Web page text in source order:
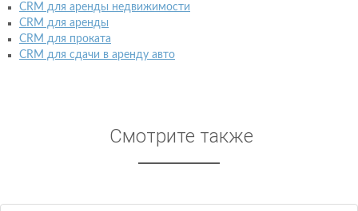
CRM для аренды недвижимости
CRM для аренды
CRM для проката
CRM для сдачи в аренду авто
Смотрите также